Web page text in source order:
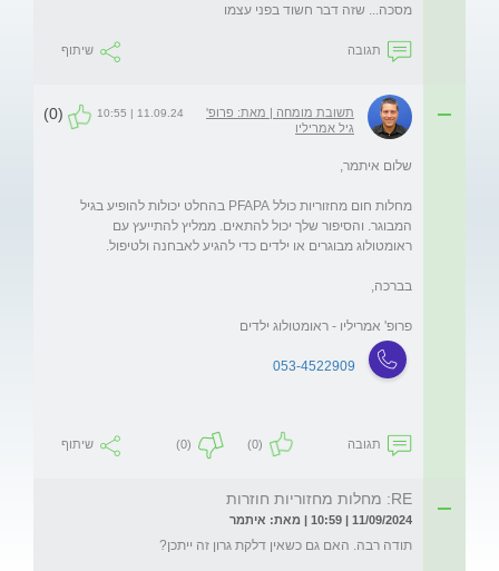
מסכה... שזה דבר חשוד בפני עצמו
תגובה שיתוף
תשובת מומחה | מאת: פרופ'
גיל אמריליו
11.09.24 | 10:55
(0)
מחלות חום מחזוריות כולל PFAPA בהחלט יכולות להופיע בגיל
המבוגר. והסיפור שלך יכול להתאים. ממליץ להתייעץ עם
פרופ' אמריליו - ראומטולוג ילדים
053-4522909
תגובה (0)
(0) שיתוף
RE: מחלות מחזוריות חוזרות
11/09/2024 | 10:59 | מאת: איתמר
תודה רבה. האם גם כשאין דלקת גרון זה ייתכן?